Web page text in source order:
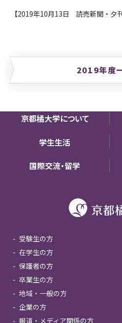
【2019年10月13日 読売新聞・
2019年度
京都橘大学について
学生生活
国際交流・留学
受験生の方
在学生の方
保護者の方
卒業生の方
地域・一般の方
企業の方
報道・メディア関係の方